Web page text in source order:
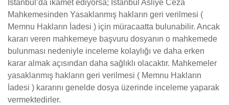
İstanbul’da ikamet ediyorsa; İstanbul Asliye Ceza
Mahkemesinden Yasaklanmış hakların geri verilmesi (
Memnu Hakların İadesi ) için müracaatta bulunabilir. Ancak
kararı veren mahkemeye başvuru dosyanın o mahkemede
bulunması nedeniyle inceleme kolaylığı ve daha erken
karar almak açısından daha sağlıklı olacaktır. Mahkemeler
yasaklanmış hakların geri verilmesi ( Memnu Hakların
İadesi ) kararını genelde dosya üzerinde inceleme yaparak
vermektedirler.